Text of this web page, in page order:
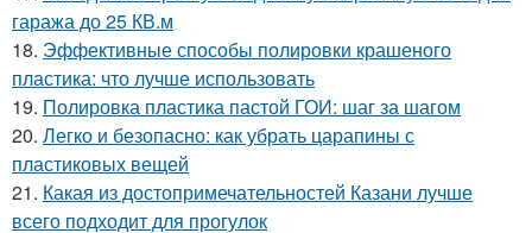
гаража до 25 КВ.м
18. Эффективные способы полировки крашеного
пластика: что лучше использовать
19. Полировка пластика пастой ГОИ: шаг за шагом
20. Легко и безопасно: как убрать царапины с
пластиковых вещей
21. Какая из достопримечательностей Казани лучше
всего подходит для прогулок